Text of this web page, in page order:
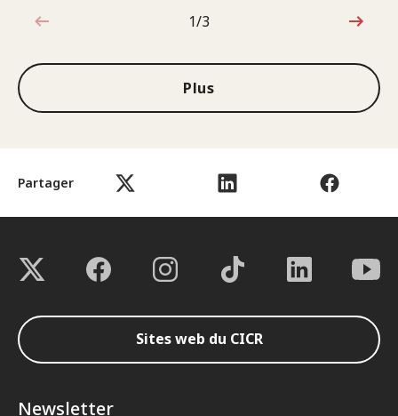
Partager
1sur3
1/3
Plus
Sites web du CICR
Newsletter